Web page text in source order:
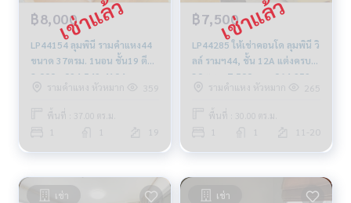
฿8,000
LP44154 ลุมพินี รามคำแหง44
ขนาด 37ตรม. 1นอน ชั้น19 ตึกบี
8,000บ 094-549-4104
รามคำแหง หัวหมาก
359
พื้นที่ : 37.00 ตร.ม.
19
฿7,500
LP44285 ให้เช่าคอนโด ลุมพินี วิ
ลล์ รามฯ44, ชั้น 12A แต่งครบ
30 ตรม. 7,500 บาท 064-959-
8900 รามคำแหง หัวหมาก 265
พื้นที่ : 30.00 ตร.ม.
11-20
เช่า เช่า